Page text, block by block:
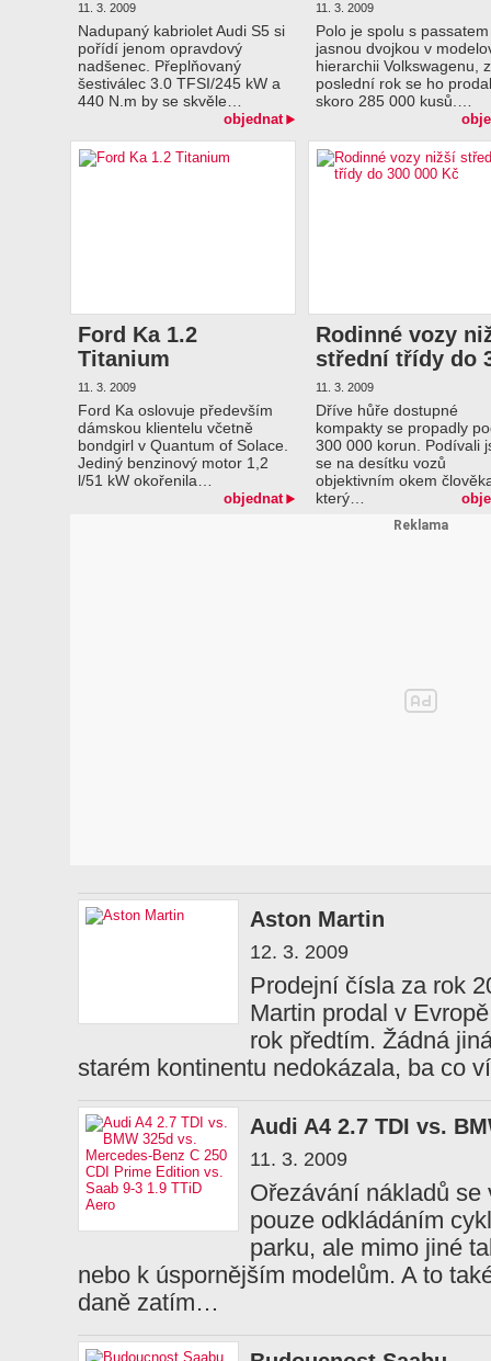
11. 3. 2009
Nadupaný kabriolet Audi S5 si
pořídí jenom opravdový
nadšenec. Přeplňovaný
šestiválec 3.0 TFSI/245 kW a
440 N.m by se skvěle…
objednat
11. 3. 2009
Polo je spolu s passatem
jasnou dvojkou v
hierarchii Volkswagenu,
poslední rok se ho
skoro 285 000 kusů.…
Ford Ka 1.2
Titanium
11. 3. 2009
Ford Ka oslovuje především
dámskou klientelu včetně
bondgirl v Quantum of Solace.
Jediný benzinový motor 1,2
l/51 kW okořenila…
objednat
Rodinné vozy
střední třídy do
000 Kč
11. 3. 2009
Dříve hůře dostupné
kompakty se propadly
300 000 korun. Podívali
se na desítku vozů
objektivním okem
který…
Aston Martin
12. 3. 2009
Prodejní čísla za rok
Martin prodal v
rok předtím. Žádná
starém kontinentu nedokázala, ba co
Audi A4 2.7 TDI vs.
11. 3. 2009
Ořezávání nákladů
pouze odkládáním
parku, ale mimo jiné
nebo k úspornějším modelům. A to
daně zatím…